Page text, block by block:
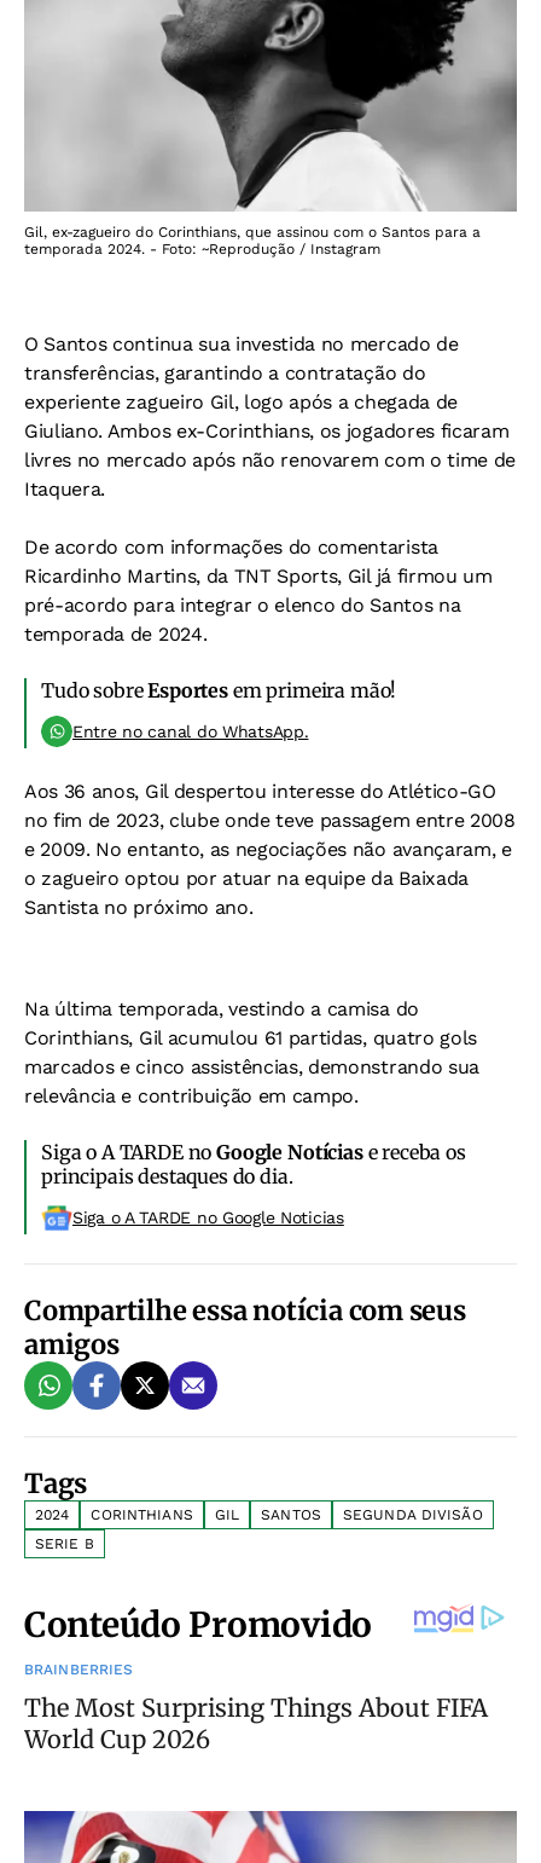
Gil, ex-zagueiro do Corinthians, que assinou com o Santos para a
temporada 2024. - Foto: ~Reprodução / Instagram
O Santos continua sua investida no mercado de
transferências, garantindo a contratação do
experiente zagueiro Gil, logo após a chegada de
Giuliano. Ambos ex-Corinthians, os jogadores ficaram
livres no mercado após não renovarem com o time de
Itaquera.
De acordo com informações do comentarista
Ricardinho Martins, da TNT Sports, Gil já firmou um
pré-acordo para integrar o elenco do Santos na
temporada de 2024.
Tudo sobreEsportesem primeira mão!
Entre no canal do WhatsApp.
Aos 36 anos, Gil despertou interesse do Atlético-GO
no fim de 2023, clube onde teve passagem entre 2008
e 2009. No entanto, as negociações não avançaram, e
o zagueiro optou por atuar na equipe da Baixada
Santista no próximo ano.
Na última temporada, vestindo a camisa do
Corinthians, Gil acumulou 61 partidas, quatro gols
marcados e cinco assistências, demonstrando sua
relevância e contribuição em campo.
Siga o A TARDE noGoogle Notíciase receba os
principais destaques do dia.
Siga o A TARDE no Google Noticias
Compartilhe essa notícia com seus
amigos
Tags
2024 CORINTHIANS GIL SANTOS
SEGUNDA DIVISÃO
SERIE B